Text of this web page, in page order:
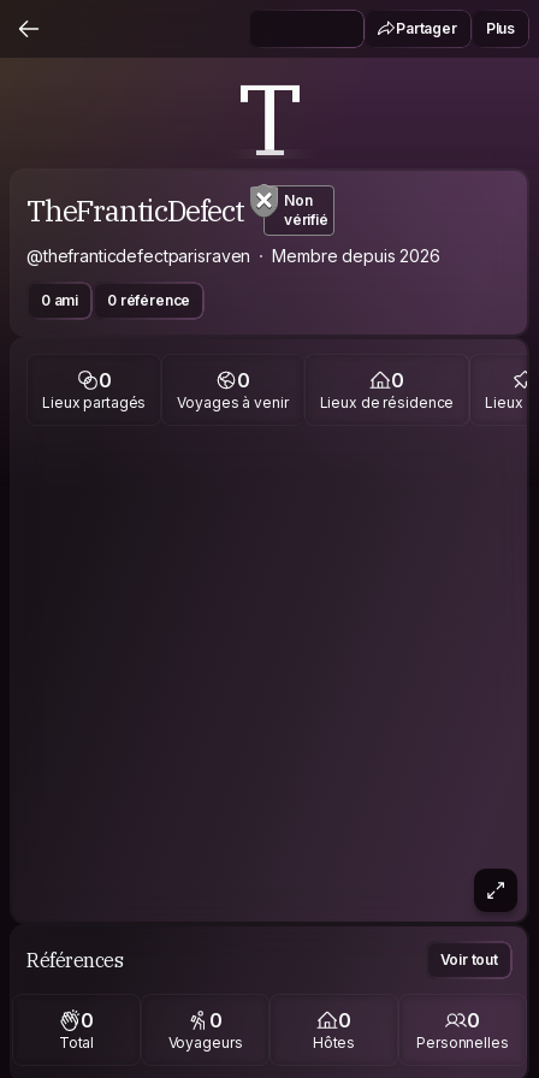
Partager Plus
T
TheFranticDefect
Non
vérifié
@thefranticdefectparisraven Membre depuis 2026
0 ami 0 référence
0
Lieux partagés
0
Voyages à venir
0
Lieux de résidence Lieux
Références Voir tout
0
Total
0
Voyageurs
0
Hôtes
0
Personnelles